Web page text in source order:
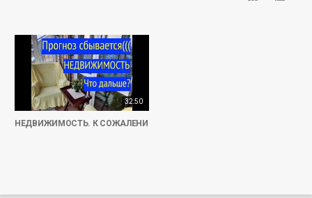
32:50
НЕДВИЖИМОСТЬ. К СОЖАЛЕНИЮ, прогнозы сбываются?